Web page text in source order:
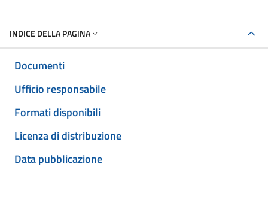
INDICE DELLA PAGINA
Documenti
Ufficio responsabile
Formati disponibili
Licenza di distribuzione
Data pubblicazione